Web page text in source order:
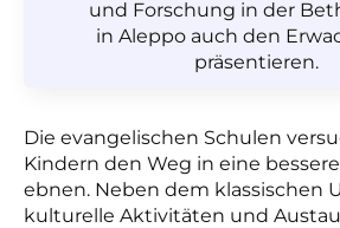
und Forschung in der
in Aleppo auch den
präsentieren.
Die evangelischen Schulen
Kindern den Weg in eine
ebnen. Neben dem klassischen
kulturelle Aktivitäten und